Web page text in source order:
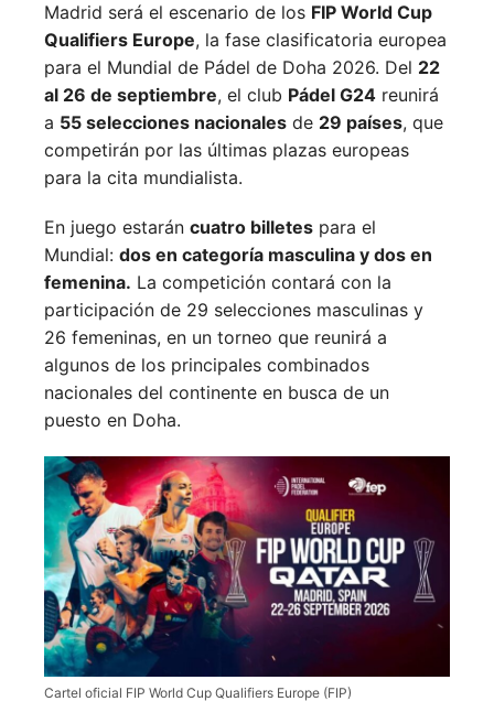
Madrid será el escenario de los FIP World Cup
Qualifiers Europe, la fase clasificatoria europea
para el Mundial de Pádel de Doha 2026. Del 22
al 26 de septiembre, el club Pádel G24 reunirá
a 55 selecciones nacionales de 29 países, que
competirán por las últimas plazas europeas
para la cita mundialista.
En juego estarán cuatro billetes para el
Mundial: dos en categoría masculina y dos en
femenina. La competición contará con la
participación de 29 selecciones masculinas y
26 femeninas, en un torneo que reunirá a
algunos de los principales combinados
nacionales del continente en busca de un
puesto en Doha.
Cartel oficial FIP World Cup Qualifiers Europe (FIP)